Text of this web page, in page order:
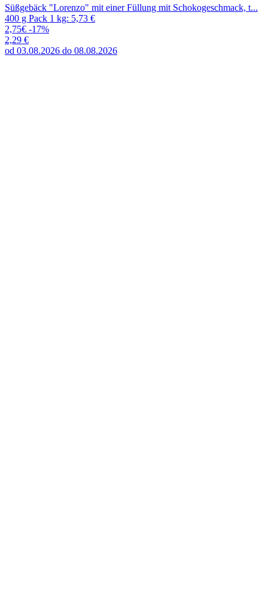
Süßgebäck "Lorenzo" mit einer Füllung mit Schokogeschmack, t...
400 g Pack 1 kg: 5,73 €
2,75€ -17%
2,29 €
od 03.08.2026 do 08.08.2026